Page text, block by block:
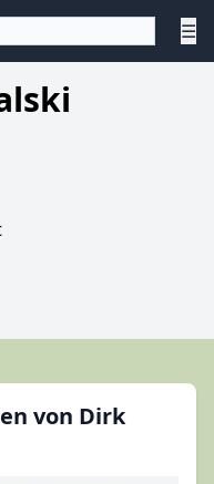
☰
von Dirk